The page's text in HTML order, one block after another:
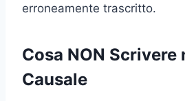
erroneamente trascritto.
Cosa NON Scrivere
Causale